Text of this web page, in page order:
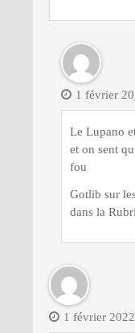
1 février
Le Lupano
et on sent
fou
Gotlib sur
dans la
1 février